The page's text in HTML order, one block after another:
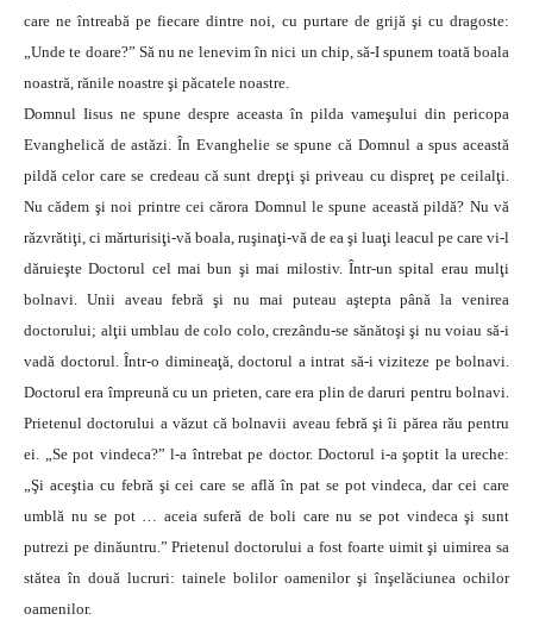
care ne întreabă pe fiecare dintre noi, cu purtare de grijă şi cu dragoste:
„Unde te doare?” Să nu ne lenevim în nici un chip, să-I spunem toată boala
noastră, rănile noastre şi păcatele noastre.
Domnul Iisus ne spune despre aceasta în pilda vameşului din pericopa
Evanghelică de astăzi. În Evanghelie se spune că Domnul a spus această
pildă celor care se credeau că sunt drepţi şi priveau cu dispreţ pe ceilalţi.
Nu cădem şi noi printre cei cărora Domnul le spune această pildă? Nu vă
răzvrătiţi, ci mărturisiţi-vă boala, ruşinaţi-vă de ea şi luaţi leacul pe care vi-l
dăruieşte Doctorul cel mai bun şi mai milostiv. Într-un spital erau mulţi
bolnavi. Unii aveau febră şi nu mai puteau aştepta până la venirea
doctorului; alţii umblau de colo colo, crezându-se sănătoşi şi nu voiau să-i
vadă doctorul. Într-o dimineaţă, doctorul a intrat să-i viziteze pe bolnavi.
Doctorul era împreună cu un prieten, care era plin de daruri pentru bolnavi.
Prietenul doctorului a văzut că bolnavii aveau febră şi îi părea rău pentru
ei. „Se pot vindeca?” l-a întrebat pe doctor. Doctorul i-a şoptit la ureche:
„Şi aceştia cu febră şi cei care se află în pat se pot vindeca, dar cei care
umblă nu se pot … aceia suferă de boli care nu se pot vindeca şi sunt
putrezi pe dinăuntru.” Prietenul doctorului a fost foarte uimit şi uimirea sa
stătea în două lucruri: tainele bolilor oamenilor şi înşelăciunea ochilor
oamenilor.